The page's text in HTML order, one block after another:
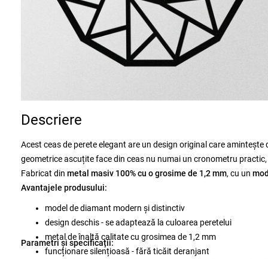
Descriere
Acest ceas de perete elegant are un design original care
geometrice ascuțite face din ceas nu numai un cronometru
Fabricat din metal masiv 100% cu o grosime de 1,2 mm, cu un
Avantajele produsului:
model de diamant modern și distinctiv
design deschis - se adaptează la culoarea peretelui
metal de înaltă calitate cu grosimea de 1,2 mm
funcționare silențioasă - fără ticăit deranjant
Parametri și specificații: